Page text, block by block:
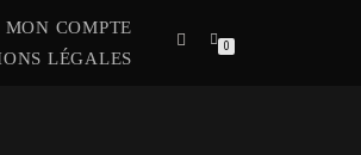
MON COMPTE
LÉGALES
0